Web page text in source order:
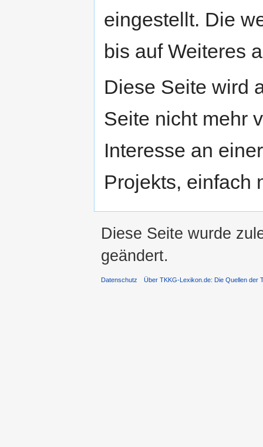
eingestellt. Die
bis auf Weiteres
Diese Seite wird
Seite nicht mehr
Interesse an
Projekts, einfach
Diese Seite wurde
geändert.
Datenschutz Über TKKG-Lexikon.de: Die Quellen der